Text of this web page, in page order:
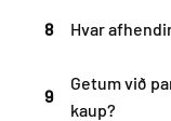
8 Hvar
9
Getum við
kaup?